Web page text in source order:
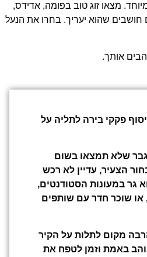
מצאו זוג טוב בפומה, אדידס,
חושבים שהוא יעריך. בחרו את הנעל
אותך.
פקקי בירה לתליה על
שלא תמצאו בשום
הצעיר, עדיין לא רכש
גר במעונות הסטודנטים,
או שוכר חדר עם שותפים
מקום לתלות על הקיר
באמת וזמן לטפח את